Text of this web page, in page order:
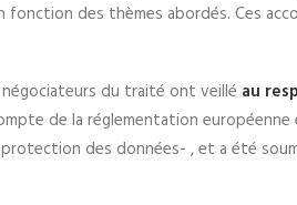
des thèmes abordés. Ces
du traité ont veillé au
de la réglementation
protection des données- , et a été